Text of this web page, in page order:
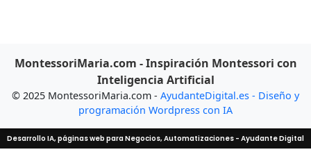
MontessoriMaria.com - Inspiración Montessori con
Inteligencia Artificial
© 2025 MontessoriMaria.com - AyudanteDigital.es - Diseño y
programación Wordpress con IA
Desarrollo IA, páginas web para Negocios, Automatizaciones - Ayudante Digital